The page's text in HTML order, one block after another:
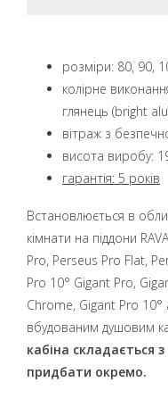
розміри: 80, 90,
колірне
глянець (bright
вітраж з
висота виробу:
гарантія: 5 років
Встановлюється в
кімнати на піддони
Pro, Perseus Pro Flat,
Pro 10° Gigant Pro,
Chrome, Gigant Pro 10°
вбудованим душовим
кабіна складається
придбати окремо.